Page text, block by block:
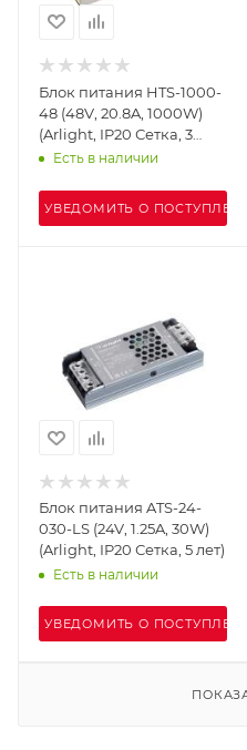
Блок питания HTS-1000-
48 (48V, 20.8A, 1000W)
(Arlight, IP20 Сетка, 3
года)
Есть в наличии
УВЕДОМИТЬ О
Блок питания ATS-24-
030-LS (24V, 1.25A, 30W)
(Arlight, IP20 Сетка, 5 лет)
Есть в наличии
УВЕДОМИТЬ О